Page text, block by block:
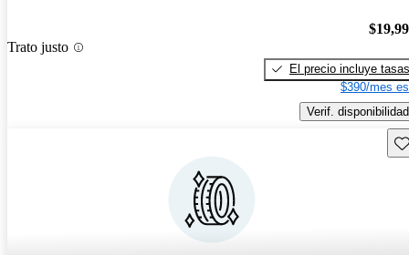
Trato justo
El precio incluye tasas
$390/mes
Verif. disponibilidad